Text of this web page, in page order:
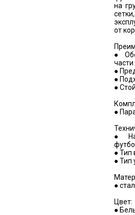
на
от
●
части
●
●
●
●
●
● Тип
● Тип
●
Цвет:
●